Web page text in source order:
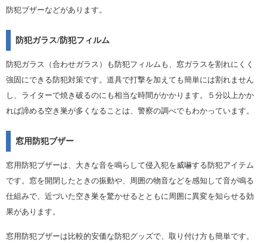
防犯ブザーなどがあります。
防犯ガラス/防犯フィルム
防犯ガラス（合わせガラス）も防犯フィルムも、窓ガラスを割れにくく
強固にできる防犯対策です。道具で打撃を加えても簡単には割れません
し、ライターで焼き破るのにも相当な時間がかかります。５分以上かか
れば諦める空き巣が多くなることは、警察の調べでもわかっています。
窓用防犯ブザー
窓用防犯ブザーは、大きな音を鳴らして侵入犯を威嚇する防犯アイテム
です。窓を開閉したときの振動や、周囲の物音などを感知して音が鳴る
仕組みで、近づいた空き巣を驚かせるとともに周囲に異変を知らせる効
果があります。
窓用防犯ブザーは比較的安価な防犯グッズで、取り付け方も簡単です。